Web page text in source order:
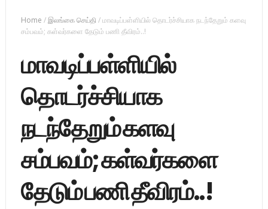
Home /இலங்கை செய்தி /மாவடிப்பள்ளியில் தொடர்ச்சியாக நடந்தேறும் களவு
சம்பவம்; கள்வர்களை தேடும் பணி தீவிரம்..!
மாவடிப்பள்ளியில்
தொடர்ச்சியாக
நடந்தேறும் களவு
சம்பவம்; கள்வர்களை
தேடும் பணி தீவிரம்..!